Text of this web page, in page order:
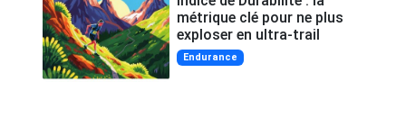
métrique clé pour ne plus
exploser en ultra-trail
Endurance